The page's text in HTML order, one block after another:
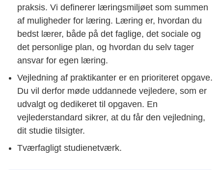
praksis. Vi definerer læringsmiljøet som summen
af muligheder for læring. Læring er, hvordan du
bedst lærer, både på det faglige, det sociale og
det personlige plan, og hvordan du selv tager
ansvar for egen læring.
Vejledning af praktikanter er en prioriteret opgave.
Du vil derfor møde uddannede vejledere, som er
udvalgt og dedikeret til opgaven. En
vejlederstandard sikrer, at du får den vejledning,
dit studie tilsigter.
Tværfagligt studienetværk.